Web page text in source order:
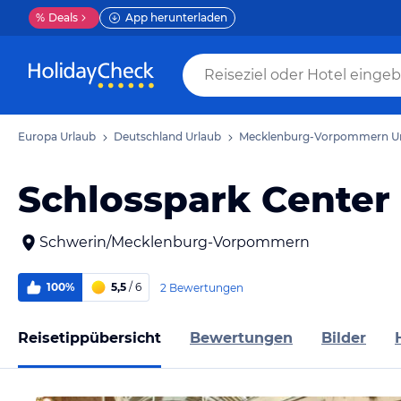
% Deals App herunterladen
Europa Urlaub Deutschland Urlaub Mecklenburg-Vorpommern
Schlosspark Center
Schwerin/Mecklenburg-Vorpommern
100% 5,5 / 6 2 Bewertungen
Reisetippübersicht Bewertungen Bilder